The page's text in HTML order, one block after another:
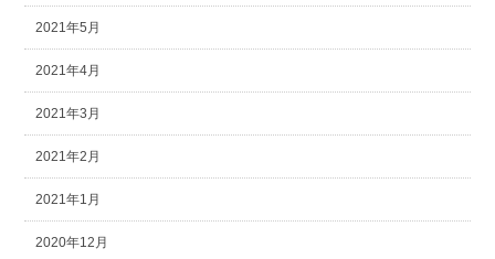
2021年5月
2021年4月
2021年3月
2021年2月
2021年1月
2020年12月